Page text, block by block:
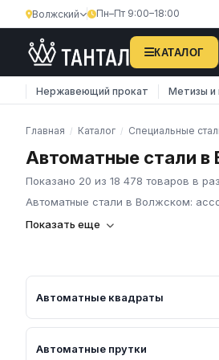
Волжский Пн–Пт 9:00–18:00
КАТАЛОГ
Нержавеющий прокат Метизы и
Главная / Каталог / Специальные
Автоматные стали
Показано 20 из 18 478 товаров в
Автоматные стали в Волжском:
Компания «Тантал» предлагает
соответствуют требованиям ГОСТ
Наличие на складе в России
Соответствие стандартам ГОСТ
Обязательное наличие
Доставка по региону
Показать еще
Автоматные квадраты
Автоматные прутки